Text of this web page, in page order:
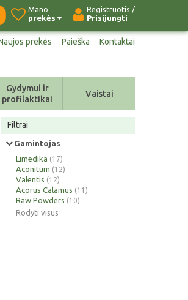
Registruotis /
Prisijungti
Mano
prekės
prekės Paieška Kontaktai
Gydymui ir
profilaktikai
Vaistai
Filtrai
Gamintojas
Limedika (17)
Aconitum (12)
Valentis (12)
Acorus Calamus (11)
Raw Powders (10)
Rodyti visus